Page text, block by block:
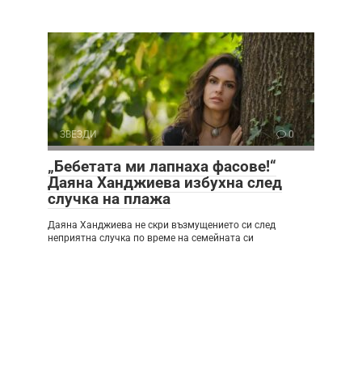
ЗВЕЗДИ 0
„Бебетата ми лапнаха фасове!“
Даяна Ханджиева избухна след
случка на плажа
Даяна Ханджиева не скри възмущението си след
неприятна случка по време на семейната си